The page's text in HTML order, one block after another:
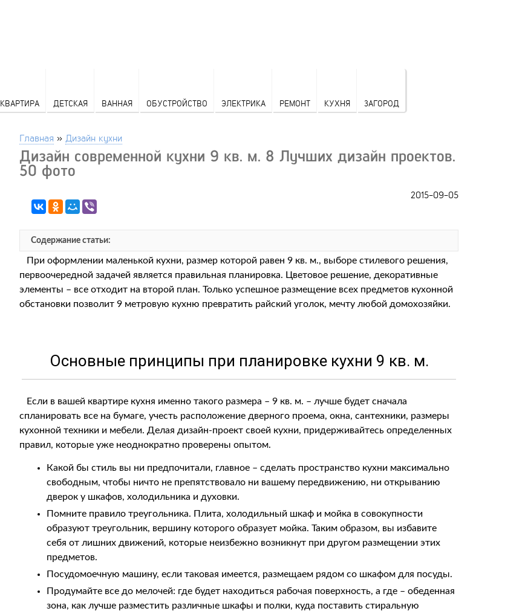
КВАРТИРА ДЕТСКАЯ ВАННАЯ ОБУСТРОЙСТВО ЭЛЕКТРИКА РЕМОНТ КУХНЯ ЗАГОРОД
Главная » Дизайн кухни
Дизайн современной кухни 9 кв. м. 8 Лучших дизайн проектов.
50 фото
2015-09-05
Содержание статьи:
При оформлении маленькой кухни, размер которой равен 9 кв. м., выборе стилевого решения,
первоочередной задачей является правильная планировка. Цветовое решение, декоративные
элементы – все отходит на второй план. Только успешное размещение всех предметов кухонной
обстановки позволит 9 метровую кухню превратить райский уголок, мечту любой домохозяйки.
Основные принципы при планировке кухни 9 кв. м.
Если в вашей квартире кухня именно такого размера – 9 кв. м. – лучше будет сначала
спланировать все на бумаге, учесть расположение дверного проема, окна, сантехники, размеры
кухонной техники и мебели. Делая дизайн-проект своей кухни, придерживайтесь определенных
правил, которые уже неоднократно проверены опытом.
Какой бы стиль вы ни предпочитали, главное – сделать пространство кухни максимально
свободным, чтобы ничто не препятствовало ни вашему передвижению, ни открыванию
дверок у шкафов, холодильника и духовки.
Помните правило треугольника. Плита, холодильный шкаф и мойка в совокупности
образуют треугольник, вершину которого образует мойка. Таким образом, вы избавите
себя от лишних движений, которые неизбежно возникнут при другом размещении этих
предметов.
Посудомоечную машину, если таковая имеется, размещаем рядом со шкафом для посуды.
Продумайте все до мелочей: где будет находиться рабочая поверхность, а где – обеденная
зона, как лучше разместить различные шкафы и полки, куда поставить стиральную